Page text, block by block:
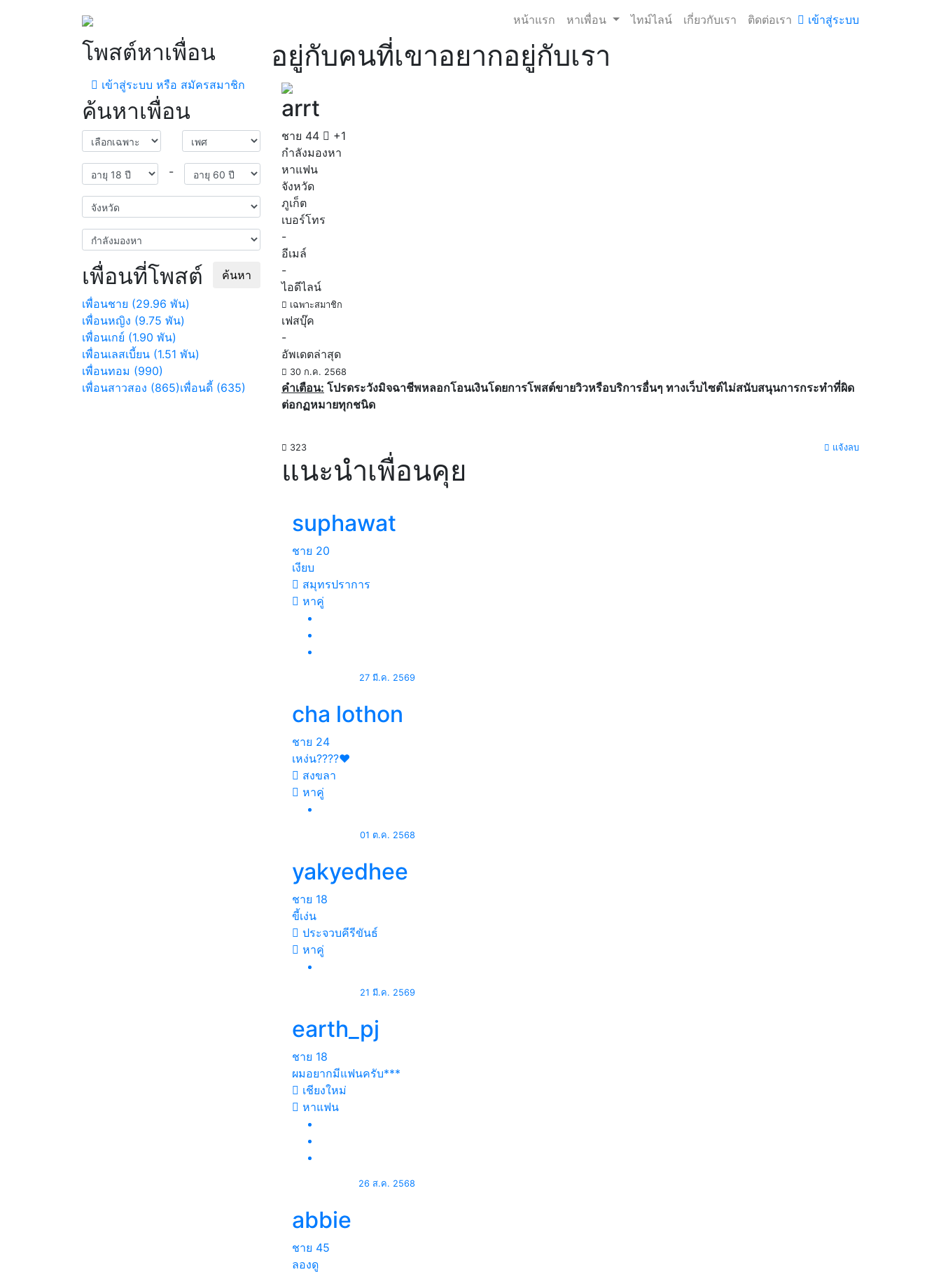
หน้าแรก หาเพื่อน ไทม์ไลน์ เกี่ยวกับเรา ติดต่อเรา เข้าสู่ระบบ
โพสต์หาเพื่อน
เข้าสู่ระบบ หรือ สมัครสมาชิก
ค้นหาเพื่อน
-
ค้นหา
เพื่อนที่โพสต์
เพื่อนชาย (29.96 พัน)
เพื่อนหญิง (9.75 พัน)
เพื่อนเกย์ (1.90 พัน)
เพื่อนเลสเบี้ยน (1.51 พัน)
เพื่อนทอม (990)
เพื่อนสาวสอง (865)เพื่อนดี้ (635)
อยู่กับคนที่เขาอยากอยู่กับเรา
arrt
ชาย 44
+1
กำลังมองหา
หาแฟน
จังหวัด
ภูเก็ต
เบอร์โทร
-
อีเมล์
-
ไอดีไลน์
เฉพาะสมาชิก
เฟสบุ๊ค
-
อัพเดตล่าสุด
30 ก.ค. 2568
คำเตือน: โปรดระวังมิจฉาชีพหลอกโอนเงินโดยการโพสต์ขายวิวหรือบริการอื่นๆ ทางเว็บไซต์ไม่สนับสนุนการกระทำที่ผิด
ต่อกฏหมายทุกชนิด
323 แจ้งลบ
แนะนำเพื่อนคุย
suphawat
ชาย 20
เงียบ
สมุทรปราการ
หาคู่
27 มี.ค. 2569
cha lothon
ชาย 24
เหง่น????❤️
สงขลา
หาคู่
01 ต.ค. 2568
yakyedhee
ชาย 18
ขี้เง่น
ประจวบคีรีขันธ์
หาคู่
21 มี.ค. 2569
earth_pj
ชาย 18
ผมอยากมีแฟนครับ***
เชียงใหม่
หาแฟน
26 ส.ค. 2568
abbie
ชาย 45
ลองดู